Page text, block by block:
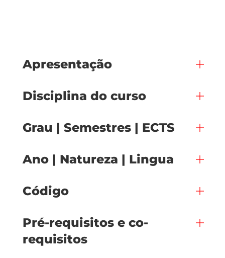
Apresentação
Disciplina do curso
Grau | Semestres | ECTS
Ano | Natureza | Lingua
Código
Pré-requisitos e co-
requisitos